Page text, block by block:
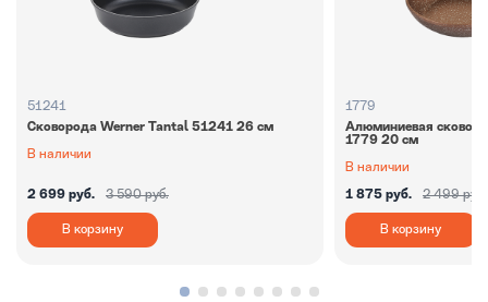
51241
Сковорода Werner Tantal 51241 26 см
В наличии
2 699 руб. 3 590 руб.
В корзину
1779
Алюминиевая
1779 20 см
В наличии
1 875 руб. 2 499 руб.
В корзину